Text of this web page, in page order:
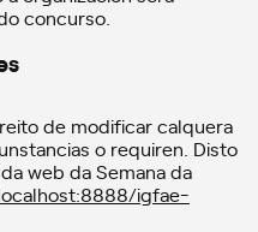
concurso.
de modificar calquera
o requiren. Disto
web da Semana da
igfae-